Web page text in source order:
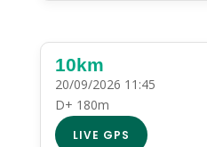
10km
20/09/2026 11:45
D+ 180m
LIVE GPS